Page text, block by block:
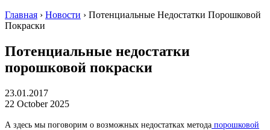
Главная › Новости › Потенциальные Недостатки Порошковой
Покраски
Потенциальные недостатки
порошковой покраски
23.01.2017
22 October 2025
А здесь мы поговорим о возможных недостатках метода порошковой